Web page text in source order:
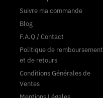
Suivre ma commande
Blog
F.A.Q / Contact
Politique de remboursement
et de retours
Conditions Générales de
Ventes